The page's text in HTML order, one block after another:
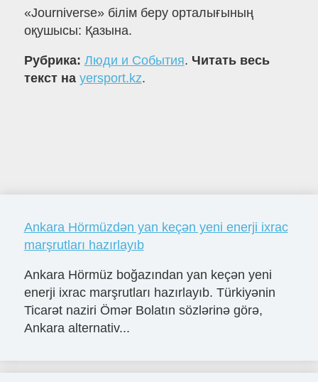
«Journiverse» білім беру орталығының
оқушысы: Қазына.
Рубрика: Люди и События. Читать весь
текст на yersport.kz.
Ankara Hörmüzdən yan keçən yeni enerji ixrac
marşrutları hazırlayıb
Ankara Hörmüz boğazından yan keçən yeni
enerji ixrac marşrutları hazırlayıb. Türkiyənin
Ticarət naziri Ömər Bolatın sözlərinə görə,
Ankara alternativ...